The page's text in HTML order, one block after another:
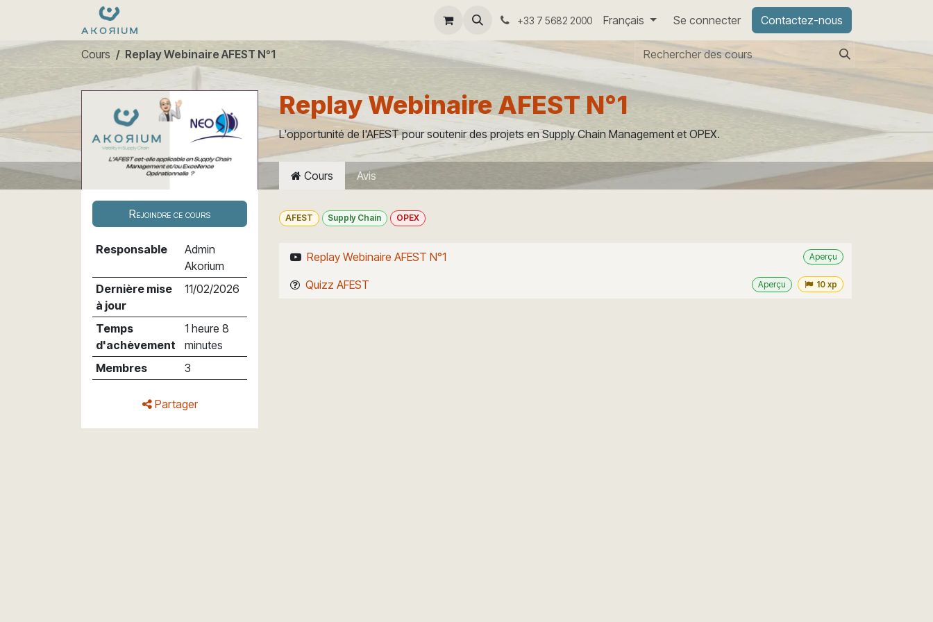
Se rendre au contenu
Aide +33 7 5682 2000 Français Se connecter Contactez-nous
Cours Replay Webinaire AFEST N°1
Replay Webinaire AFEST N°1
L'opportunité de l'AFEST pour soutenir des projets en Supply Chain Management et OPEX.
Rejoindre ce cours
Responsable
Admin
Akorium
Dernière mise
à jour
11/02/2026
Temps
d'achèvement
1 heure 8
minutes
Membres
3
Partager
Cours Avis
AFEST Supply Chain OPEX
Replay Webinaire AFEST N°1 Aperçu
Quizz AFEST Aperçu 10 xp